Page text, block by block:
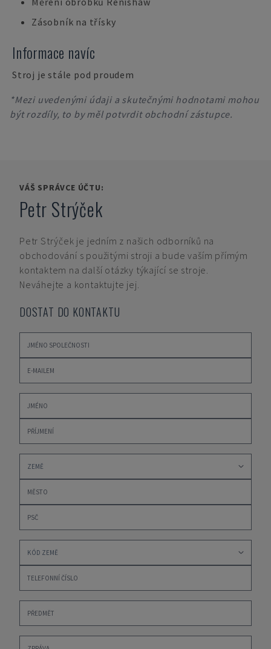
Zásobník na třísky
Informace navíc
Stroj je stále pod proudem
*Mezi uvedenými údaji a skutečnými hodnotami mohou
být rozdíly, to by měl potvrdit obchodní zástupce.
VÁŠ SPRÁVCE ÚČTU:
Petr Strýček
Petr Strýček je jedním z našich odborníků na
obchodování s použitými stroji a bude vaším přímým
kontaktem na další otázky týkající se stroje.
Neváhejte a kontaktujte jej.
DOSTAT DO KONTAKTU